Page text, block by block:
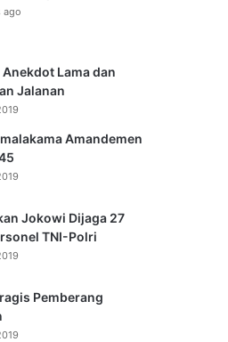
ago
Anekdot Lama dan
Jalanan
Amandemen
Jokowi Dijaga 27
TNI-Polri
Pemberang